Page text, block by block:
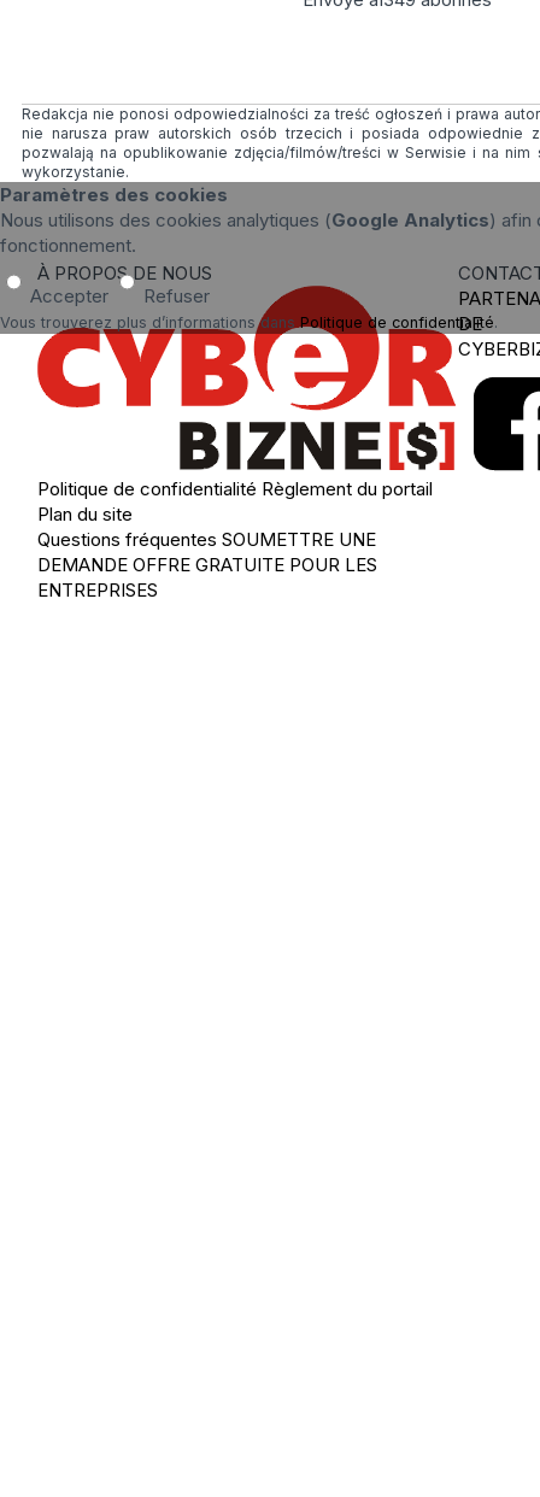
Redakcja nie ponosi odpowiedzialności za treść ogłoszeń i prawa
nie narusza praw autorskich osób trzecich i posiada odpowiednie
pozwalają na opublikowanie zdjęcia/filmów/treści w Serwisie i na
wykorzystanie.
Paramètres des cookies
Nous utilisons des cookies analytiques (Google Analytics) afin
fonctionnement.
Accepter Refuser
Vous trouverez plus d’informations dansPolitique de confidentialité.
À PROPOS DE NOUS
Politique de confidentialité Règlement du portail
Plan du site
Questions fréquentes SOUMETTRE UNE
DEMANDE OFFRE GRATUITE POUR LES
ENTREPRISES
DE